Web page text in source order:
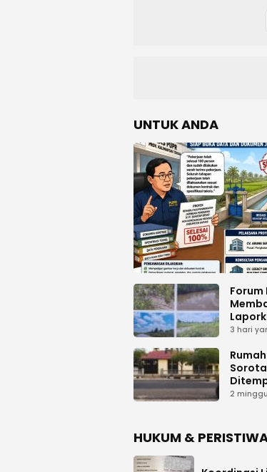
UNTUK ANDA
Proyek
3 hari
Tak
2
HUKUM &